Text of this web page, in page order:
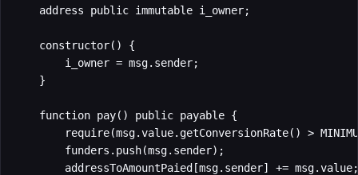
    address public immutable i_owner;
    constructor() {
        i_owner = msg.sender;
    }
    function pay() public payable {
require(msg.value.getConversionRate() >
        funders.push(msg.sender);
        addressToAmountPaied[msg.sender] += msg.value;